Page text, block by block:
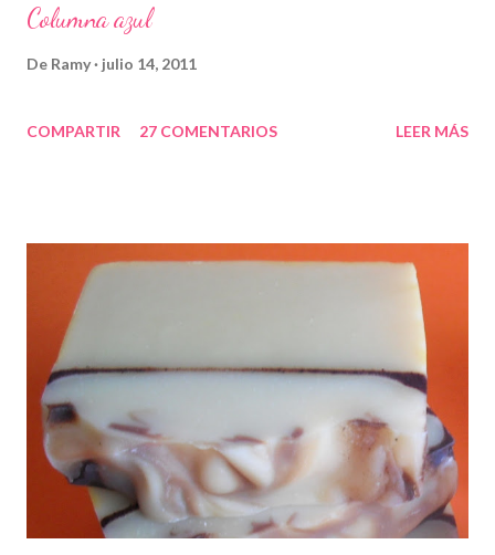
Columna azul
De Ramy julio 14, 2011
COMPARTIR 27 COMENTARIOS LEER MÁS